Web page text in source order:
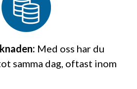
Med oss har du
samma dag, oftast inom